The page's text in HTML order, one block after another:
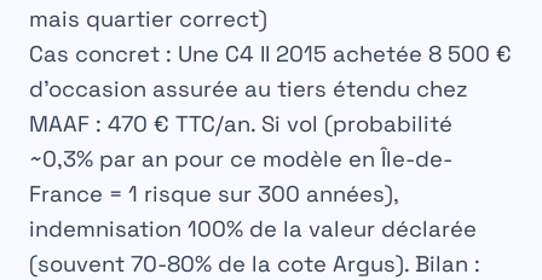
mais quartier correct)
Cas concret : Une C4 II 2015 achetée 8 500 €
d’occasion assurée au tiers étendu chez
MAAF : 470 € TTC/an. Si vol (probabilité
~0,3% par an pour ce modèle en Île-de-
France = 1 risque sur 300 années),
indemnisation 100% de la valeur déclarée
(souvent 70-80% de la cote Argus). Bilan :